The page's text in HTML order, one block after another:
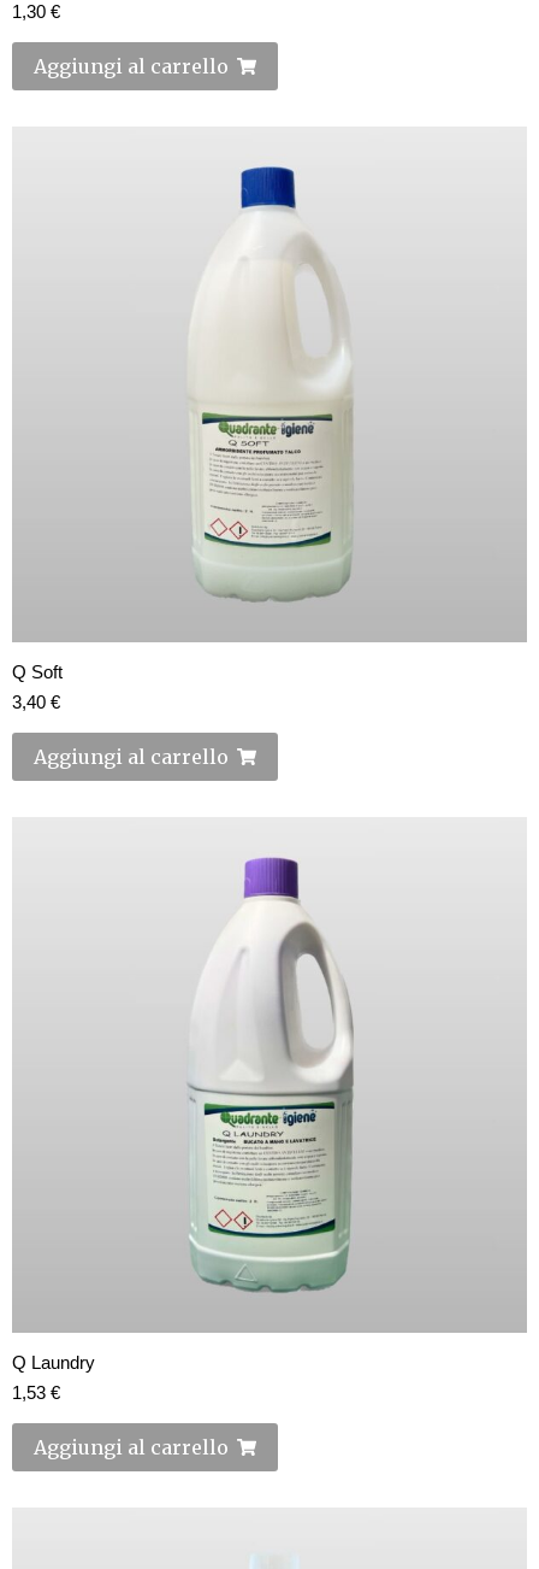
1,30 €
Aggiungi al carrello
Q Soft
3,40 €
Aggiungi al carrello
Q Laundry
1,53 €
Aggiungi al carrello